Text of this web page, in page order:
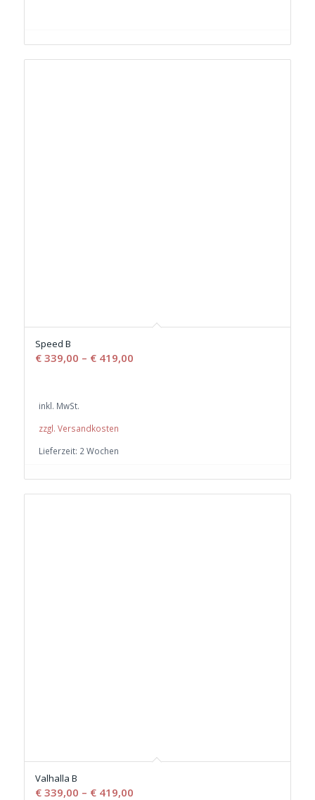
Speed B
€339,00 – €419,00
inkl. MwSt.
zzgl. Versandkosten
Lieferzeit: 2 Wochen
Valhalla B
€339,00 – €419,00